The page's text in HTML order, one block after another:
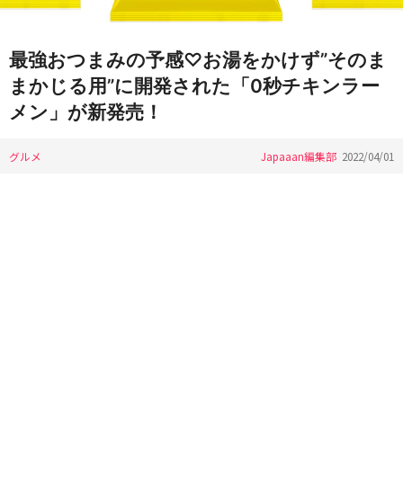
最強おつまみの予感♡お湯をかけず”そのま
まかじる用”に開発された「0秒チキンラー
メン」が新発売！
グルメ Japaaan編集部 2022/04/01